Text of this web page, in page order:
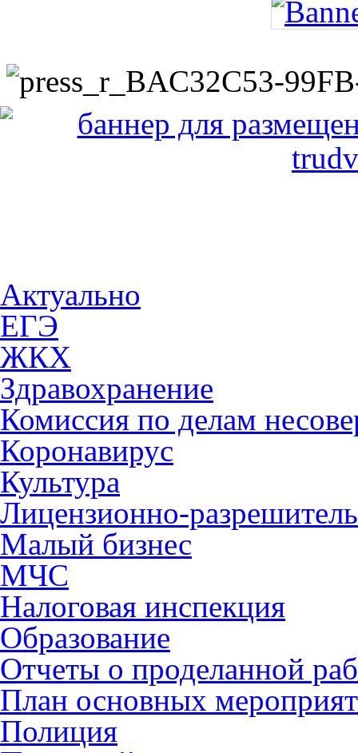
Актуально
ЕГЭ
ЖКХ
Здравохранение
Комиссия по делам
Коронавирус
Культура
Лицензионно-
Малый бизнес
МЧС
Налоговая инспекция
Образование
Отчеты о проделанной
План основных
Полиция